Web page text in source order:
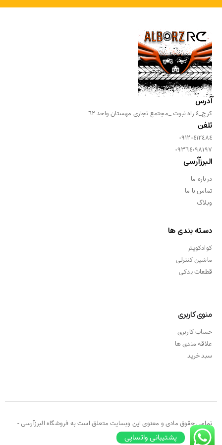
آدرس
كرج_٤ راه نبوت _مجتمع تجارى مهستان واحد ٦٢
تلفن
٠٩١٢٠٤١٢٤٨٤
٠٩٣٦٤٠٩٨١٩٧
البرزآرسی
درباره ما
تماس با ما
وبلاگ
دسته بندی ها
کوادکوپتر
ماشین کنترلی
قطعات یدکی
منوی کاربری
حساب کاربری
علاقه مندی ها
سبد خرید
تمامی حقوق مادی و معنوی این وبسایت متعلق است به فروشگاه البرزآرسی -
۲۰۲۱ ©
پشتیبانی واتساپی